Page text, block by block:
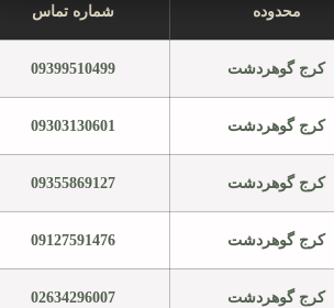
محدوده شماره تماس
کرج گوهردشت 09399510499
کرج گوهردشت 09303130601
کرج گوهردشت 09355869127
کرج گوهردشت 09127591476
کرج گوهردشت 02634296007